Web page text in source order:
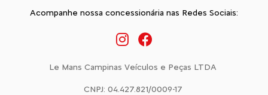
Acompanhe nossa concessionária nas Redes Sociais:
Le Mans Campinas Veículos e Peças LTDA
CNPJ: 04.427.821/0009-17